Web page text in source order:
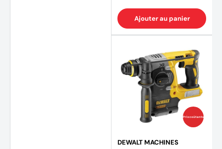
(2
Ajouter au panier
Prix coûtants
DEWALT MACHINES